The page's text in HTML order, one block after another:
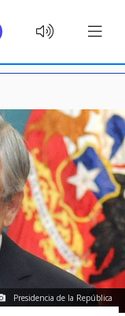
Presidencia de la República